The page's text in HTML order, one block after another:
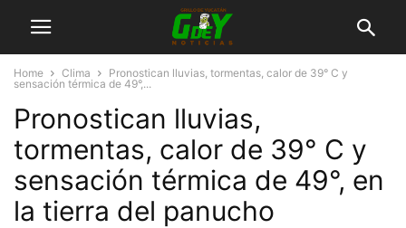
Home Clima
Pronostican lluvias, tormentas, calor de 39° C y
sensación térmica de 49°,...
Pronostican lluvias,
tormentas, calor de 39° C y
sensación térmica de 49°, en
la tierra del panucho